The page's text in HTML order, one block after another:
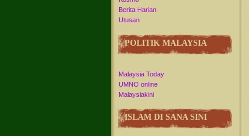
Berita Harian
Utusan
POLITIK MALAYSIA
Malaysia Today
UMNO online
Malaysiakini
ISLAM DI SANA SINI